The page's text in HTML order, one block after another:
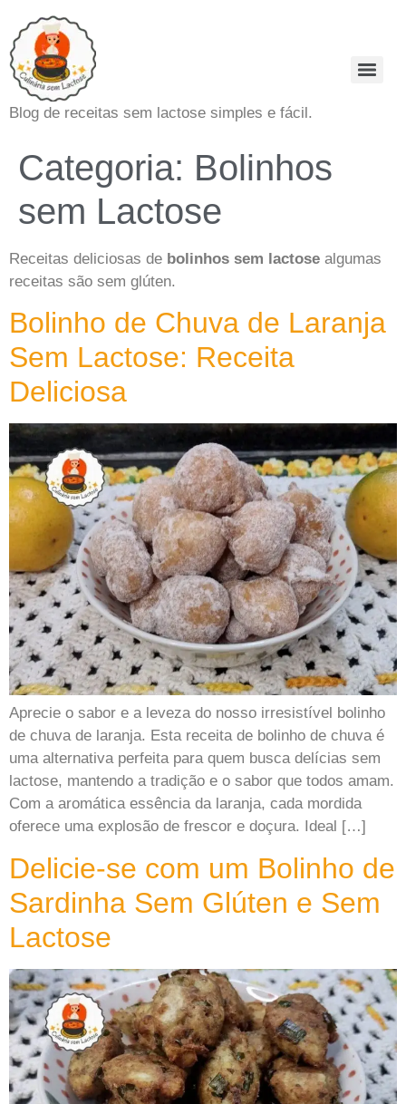
Blog de receitas sem lactose simples e fácil.
Categoria: Bolinhos
sem Lactose
Receitas deliciosas de bolinhos sem lactose algumas
receitas são sem glúten.
Bolinho de Chuva de Laranja
Sem Lactose: Receita
Deliciosa
Aprecie o sabor e a leveza do nosso irresistível bolinho
de chuva de laranja. Esta receita de bolinho de chuva é
uma alternativa perfeita para quem busca delícias sem
lactose, mantendo a tradição e o sabor que todos amam.
Com a aromática essência da laranja, cada mordida
oferece uma explosão de frescor e doçura. Ideal […]
Delicie-se com um Bolinho de
Sardinha Sem Glúten e Sem
Lactose